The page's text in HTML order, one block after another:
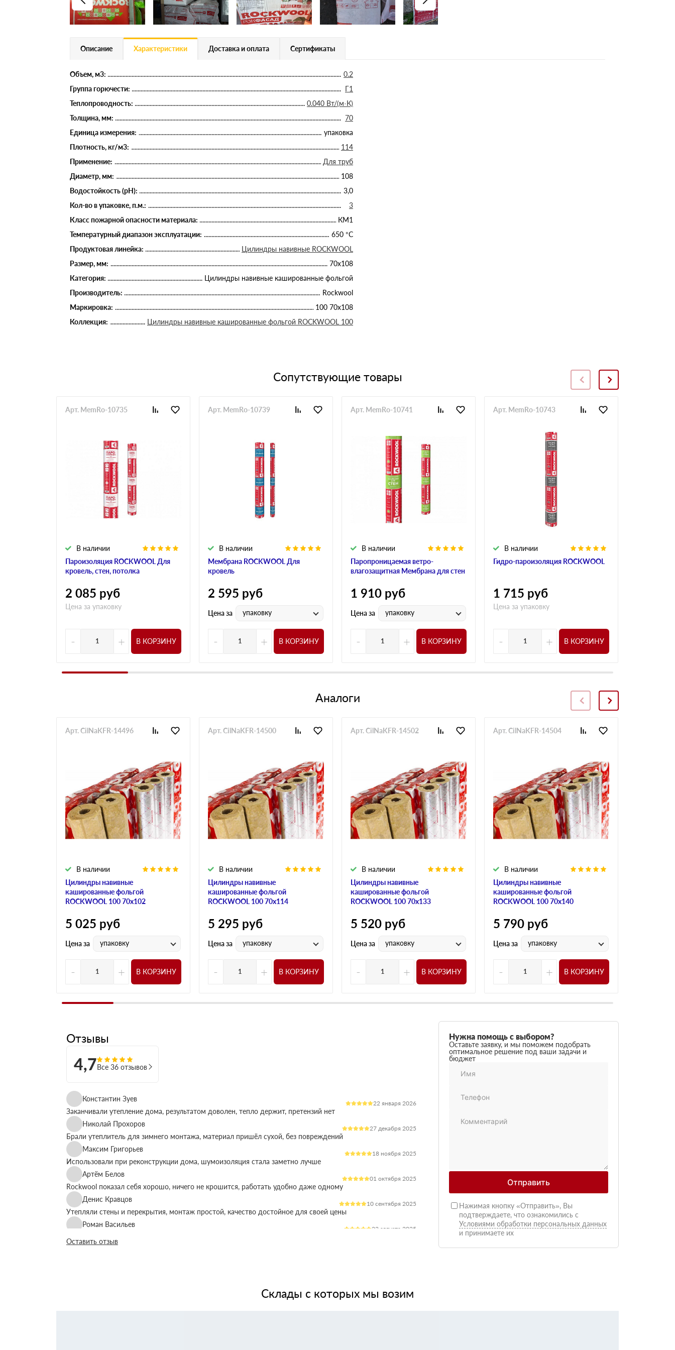
Описание Характеристики Доставка и оплата Сертификаты
Объем, м3:
0.2
Группа горючести:
Г1
Теплопроводность:
0.040 Вт/(м·К)
Толщина, мм:
70
Единица измерения:
упаковка
Плотность, кг/м3:
114
Применение:
Для труб
Диаметр, мм:
108
Водостойкость (рН):
3,0
Кол-во в упаковке, п.м.:
3
Класс пожарной опасности материала:
КМ1
Температурный диапазон эксплуатации:
650 °С
Продуктовая линейка:
Цилиндры навивные ROCKWOOL
Размер, мм:
70х108
Категория:
Цилиндры навивные кашированные фольгой
Производитель:
Rockwool
Маркировка:
100 70х108
Коллекция:
Цилиндры навивные кашированные фольгой ROCKWOOL 100
Сопутствующие товары
Пароизоляция ROCKWOOL Для
кровель, стен, потолка
В наличии
Арт. MemRo-10735
2 085 руб
Цена за упаковку
- + В КОРЗИНУ
Мембрана ROCKWOOL Для
кровель
В наличии
Арт. MemRo-10739
2 595 руб
Цена за упаковку
- + В КОРЗИНУ
Паропроницаемая ветро-
влагозащитная Мембрана для стен
В наличии
Арт. MemRo-10741
1 910 руб
Цена за упаковку
- + В КОРЗИНУ
Гидро-пароизоляция ROCKWOOL
В наличии
Арт. MemRo-10743
1 715 руб
Цена за упаковку
- + В КОРЗИНУ
Аналоги
Цилиндры навивные
кашированные фольгой
ROCKWOOL 100 70х102
В наличии
Арт. CilNaKFR-14496
5 025 руб
Цена за упаковку
- + В КОРЗИНУ
Цилиндры навивные
кашированные фольгой
ROCKWOOL 100 70х114
В наличии
Арт. CilNaKFR-14500
5 295 руб
Цена за упаковку
- + В КОРЗИНУ
Цилиндры навивные
кашированные фольгой
ROCKWOOL 100 70х133
В наличии
Арт. CilNaKFR-14502
5 520 руб
Цена за упаковку
- + В КОРЗИНУ
Цилиндры навивные
кашированные фольгой
ROCKWOOL 100 70х140
В наличии
Арт. CilNaKFR-14504
5 790 руб
Цена за упаковку
- + В КОРЗИНУ
Отзывы
4,7Все 36 отзывов
Константин Зуев
22 января 2026
Заканчивали утепление дома, результатом доволен, тепло держит, претензий нет
Николай Прохоров
27 декабря 2025
Брали утеплитель для зимнего монтажа, материал пришёл сухой, без повреждений
Максим Григорьев
18 ноября 2025
Использовали при реконструкции дома, шумоизоляция стала заметно лучше
Артём Белов
01 октября 2025
Rockwool показал себя хорошо, ничего не крошится, работать удобно даже одному
Денис Кравцов
10 сентября 2025
Утепляли стены и перекрытия, монтаж простой, качество достойное для своей цены
Роман Васильев
22 августа 2025
Материал соответствует описанию, после утепления расходы на отопление стали ниже
Оставить отзыв
Нужна помощь с выбором?
Оставьте заявку, и мы поможем подобрать
оптимальное решение под ваши задачи и
бюджет
Отправить
Нажимая кнопку «Отправить», Вы
подтверждаете, что ознакомились с
Условиями обработки персональных данных
и принимаете их
Склады с которых мы возим